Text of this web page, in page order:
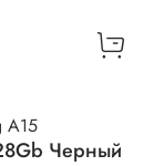
A15
Черный